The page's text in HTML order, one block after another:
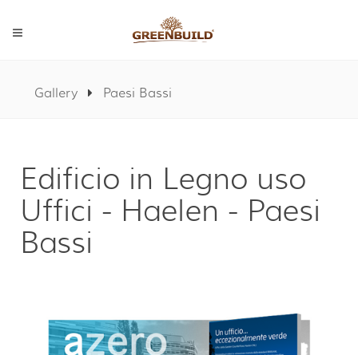
Gallery Paesi Bassi
Edificio in Legno uso
Uffici - Haelen - Paesi
Bassi